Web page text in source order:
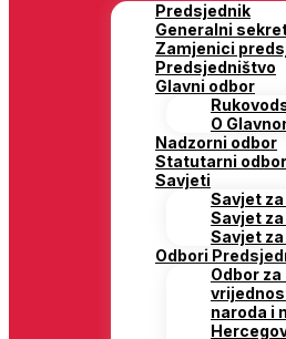
Predsjednik
Generalni
Zamjenici
Predsjedništvo
Glavni odbor
O
Nadzorni odbor
Statutarni odbor
Savjeti
Savjet
Savjet za
Savjet
Odbori
Odbor
naroda i